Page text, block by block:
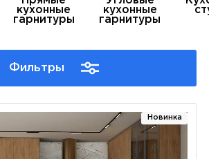
кухонные
гарнитуры
кухонные
гарнитуры
Фильтры
Новинка